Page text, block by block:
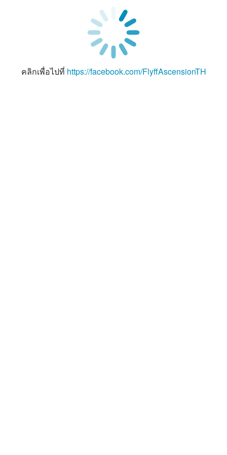
คลิกเพื่อไปที่ https://facebook.com/FlyffAscensionTH